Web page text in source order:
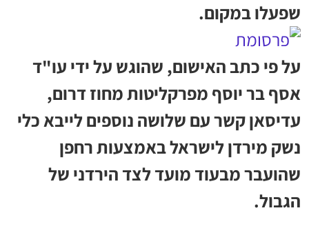
שפעלו במקום.
על פי כתב האישום, שהוגש על ידי עו"ד
אסף בר יוסף מפרקליטות מחוז דרום,
עדיסאן קשר עם שלושה נוספים לייבא כלי
נשק מירדן לישראל באמצעות רחפן
שהועבר מבעוד מועד לצד הירדני של
הגבול.